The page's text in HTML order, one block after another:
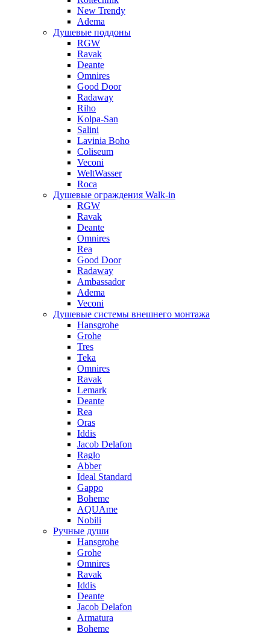
New Trendy
Adema
Душевые поддоны
RGW
Ravak
Deante
Omnires
Good Door
Radaway
Riho
Kolpa-San
Salini
Lavinia Boho
Coliseum
Veconi
WeltWasser
Roca
Душевые ограждения Walk-in
RGW
Ravak
Deante
Omnires
Rea
Good Door
Radaway
Ambassador
Adema
Veconi
Душевые системы внешнего монтажа
Hansgrohe
Grohe
Tres
Teka
Omnires
Ravak
Lemark
Deante
Rea
Oras
Iddis
Jacob Delafon
Raglo
Abber
Ideal Standard
Gappo
Boheme
AQUAme
Nobili
Ручные души
Hansgrohe
Grohe
Omnires
Ravak
Iddis
Deante
Jacob Delafon
Armatura
Boheme